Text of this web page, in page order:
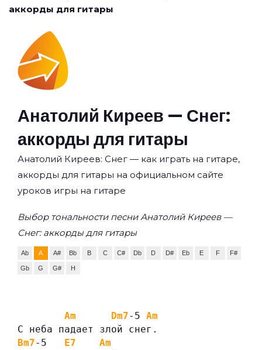
аккорды для гитары
Анатолий Киреев — Снег:
аккорды для гитары
Анатолий Киреев: Снег — как играть на гитаре,
аккорды для гитары на официальном сайте
уроков игры на гитаре
Выбор тональности песни Анатолий Киреев —
Снег: аккорды для гитары
Ab A A# Bb B C C# Db D D# Eb E F F#
Gb G G# H
Am Dm7-5 Am
С неба падает злой снег.
Bm7-5 E7
Am